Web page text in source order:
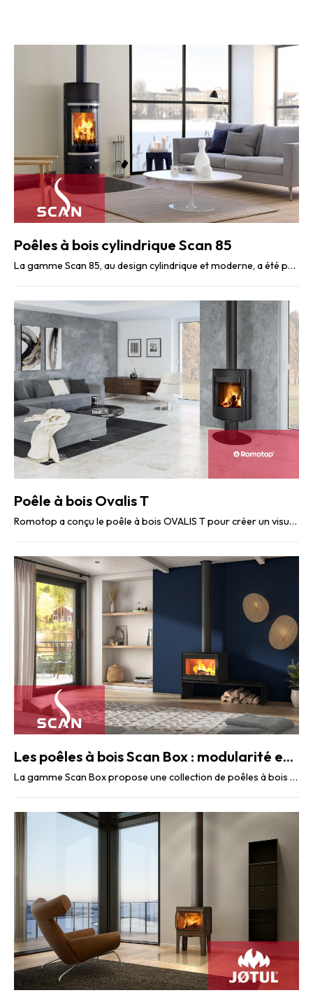
Poêles à bois cylindrique Scan 85
La gamme Scan 85, au design cylindrique et moderne, a été pensée pour assurer un confort ...
Poêle à bois Ovalis T
Romotop a conçu le poêle à bois OVALIS T pour créer un visuel exceptionnel avec son système ...
Les poêles à bois Scan Box : modularité et performance
La gamme Scan Box propose une collection de poêles à bois modulables qui allient design ...